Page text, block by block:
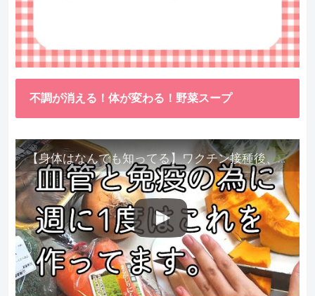
不調が消える！体が変わる！野菜スープ
【身体はなんでも知ってる】ワクチン接種後、異常に食べたくなった野菜が細胞回復に貢献してくれました。